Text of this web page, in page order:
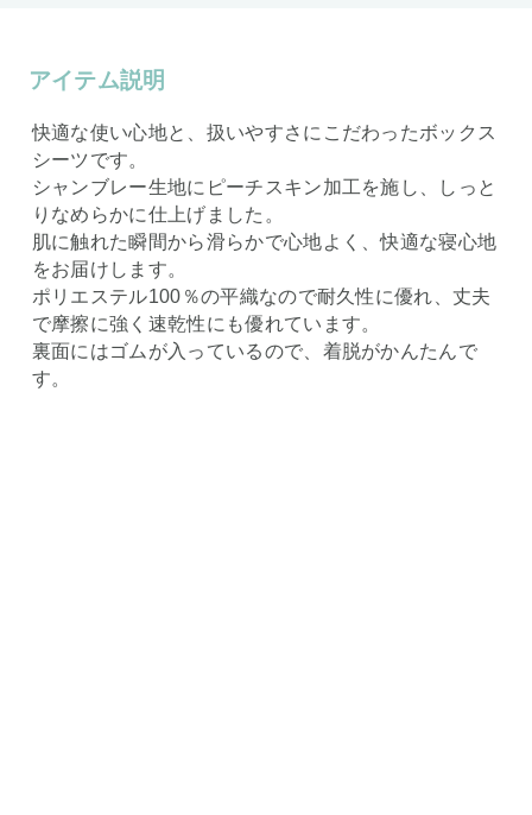
アイテム説明
快適な使い心地と、扱いやすさにこだわったボックス
シーツです。
シャンブレー生地にピーチスキン加工を施し、しっと
りなめらかに仕上げました。
肌に触れた瞬間から滑らかで心地よく、快適な寝心地
をお届けします。
ポリエステル100％の平織なので耐久性に優れ、丈夫
で摩擦に強く速乾性にも優れています。
裏面にはゴムが入っているので、着脱がかんたんで
す。